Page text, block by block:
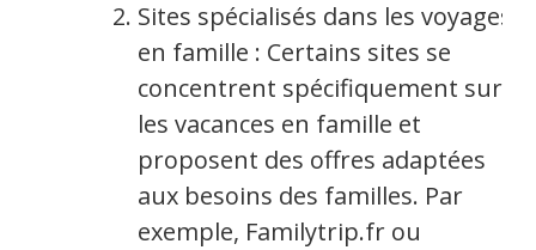
Sites spécialisés dans les voyages
en famille : Certains sites se
concentrent spécifiquement sur
les vacances en famille et
proposent des offres adaptées
aux besoins des familles. Par
exemple, Familytrip.fr ou